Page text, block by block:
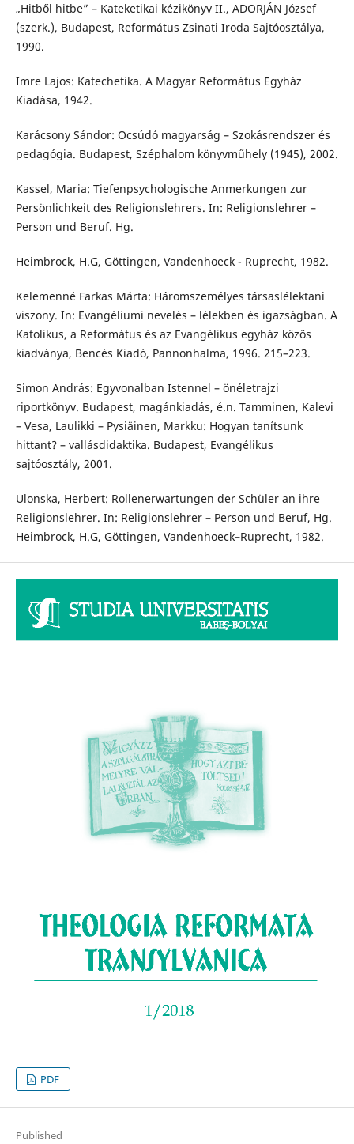
„Hitből hitbe” – Kateketikai kézikönyv II., ADORJÁN József
(szerk.), Budapest, Református Zsinati Iroda Sajtóosztálya,
1990.
Imre Lajos: Katechetika. A Magyar Református Egyház
Kiadása, 1942.
Karácsony Sándor: Ocsúdó magyarság – Szokásrendszer és
pedagógia. Budapest, Széphalom könyvműhely (1945), 2002.
Kassel, Maria: Tiefenpsychologische Anmerkungen zur
Persönlichkeit des Religionslehrers. In: Religionslehrer –
Person und Beruf. Hg.
Heimbrock, H.G, Göttingen, Vandenhoeck - Ruprecht, 1982.
Kelemenné Farkas Márta: Háromszemélyes társaslélektani
viszony. In: Evangéliumi nevelés – lélekben és igazságban. A
Katolikus, a Református és az Evangélikus egyház közös
kiadványa, Bencés Kiadó, Pannonhalma, 1996. 215–223.
Simon András: Egyvonalban Istennel – önéletrajzi
riportkönyv. Budapest, magánkiadás, é.n. Tamminen, Kalevi
– Vesa, Laulikki – Pysiäinen, Markku: Hogyan tanítsunk
hittant? – vallásdidaktika. Budapest, Evangélikus
sajtóosztály, 2001.
Ulonska, Herbert: Rollenerwartungen der Schüler an ihre
Religionslehrer. In: Religionslehrer – Person und Beruf, Hg.
Heimbrock, H.G, Göttingen, Vandenhoeck–Ruprecht, 1982.
PDF
Published